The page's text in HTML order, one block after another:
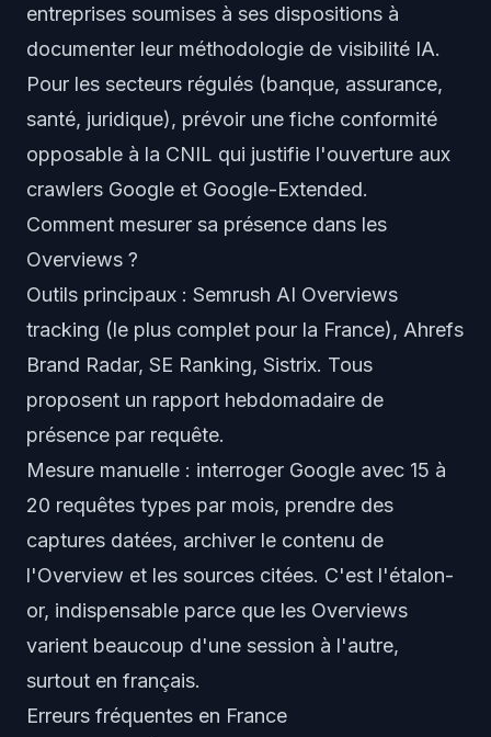
entreprises soumises à ses dispositions à
documenter leur méthodologie de visibilité IA.
Pour les secteurs régulés (banque, assurance,
santé, juridique), prévoir une fiche conformité
opposable à la CNIL qui justifie l'ouverture aux
crawlers Google et Google-Extended.
Comment mesurer sa présence dans les
Overviews ?
Outils principaux : Semrush AI Overviews
tracking (le plus complet pour la France), Ahrefs
Brand Radar, SE Ranking, Sistrix. Tous
proposent un rapport hebdomadaire de
présence par requête.
Mesure manuelle : interroger Google avec 15 à
20 requêtes types par mois, prendre des
captures datées, archiver le contenu de
l'Overview et les sources citées. C'est l'étalon-
or, indispensable parce que les Overviews
varient beaucoup d'une session à l'autre,
surtout en français.
Erreurs fréquentes en France